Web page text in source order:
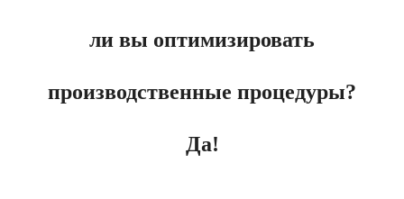
ли вы оптимизировать
производственные процедуры?
Да!